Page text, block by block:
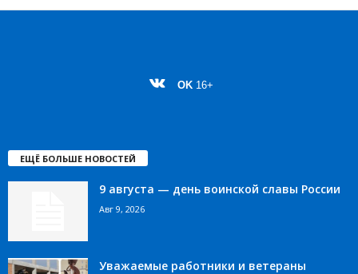
OK 16+
ЕЩЁ БОЛЬШЕ НОВОСТЕЙ
9 августа — день воинской славы России
Авг 9, 2026
Уважаемые работники и ветераны